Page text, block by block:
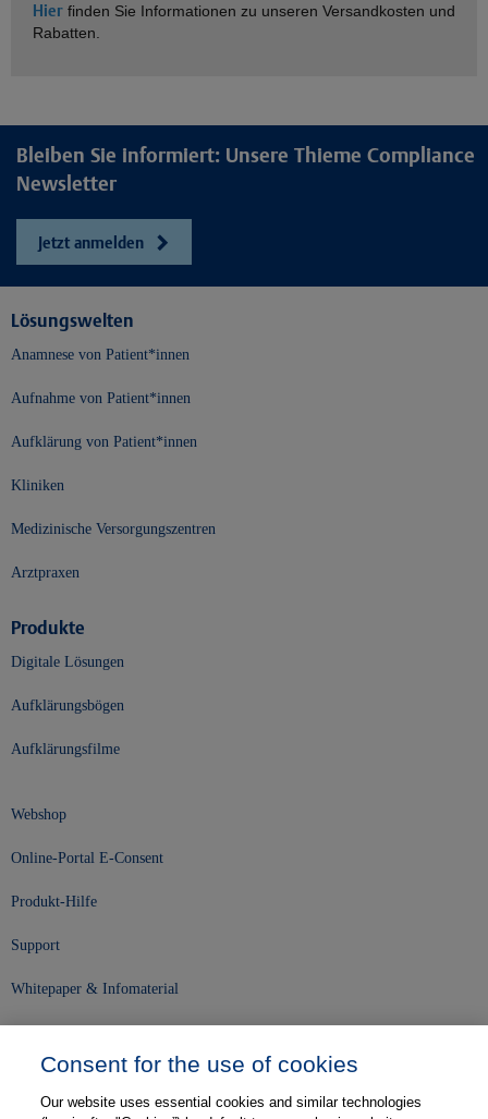
Hier finden Sie Informationen zu unseren Versandkosten und
Rabatten.
Bleiben Sie informiert: Unsere Thieme Compliance
Newsletter
Jetzt anmelden
Lösungswelten
Anamnese von Patient*innen
Aufnahme von Patient*innen
Aufklärung von Patient*innen
Kliniken
Medizinische Versorgungszentren
Arztpraxen
Produkte
Digitale Lösungen
Aufklärungsbögen
Aufklärungsfilme
Webshop
Online-Portal E-Consent
Produkt-Hilfe
Support
Whitepaper & Infomaterial
Consent for the use of cookies
Our website uses essential cookies and similar technologies